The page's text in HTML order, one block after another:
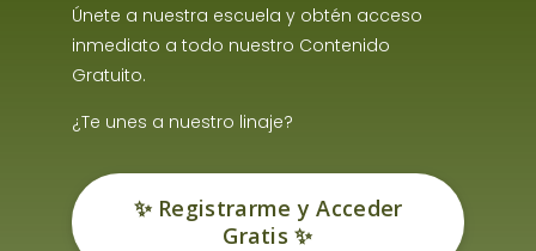
Únete a nuestra escuela y obtén acceso
inmediato a todo nuestro Contenido
Gratuito.
¿Te unes a nuestro linaje?
✨ Registrarme y Acceder
Gratis ✨